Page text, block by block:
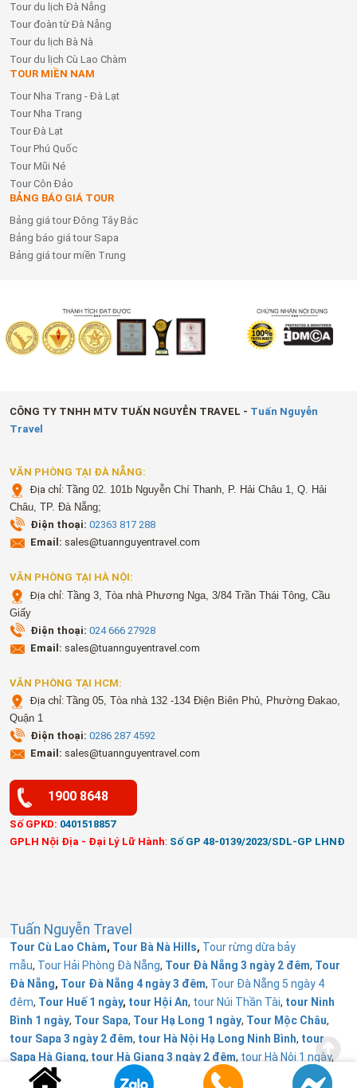
Tour du lịch Đà Nẵng
Tour đoàn từ Đà Nẵng
Tour du lịch Bà Nà
Tour du lịch Cù Lao Chàm
TOUR MIỀN NAM
Tour Nha Trang - Đà Lạt
Tour Nha Trang
Tour Đà Lạt
Tour Phú Quốc
Tour Mũi Né
Tour Côn Đảo
BẢNG BÁO GIÁ TOUR
Bảng giá tour Đông Tây Bắc
Bảng báo giá tour Sapa
Bảng giá tour miền Trung
CÔNG TY TNHH MTV TUẤN NGUYỄN TRAVEL - Tuấn Nguyễn
Travel
VĂN PHÒNG TẠI ĐÀ NẴNG:
Địa chỉ:Tầng 02. 101b Nguyễn Chí Thanh, P. Hải Châu 1, Q. Hải
Châu, TP. Đà Nẵng;
Điện thoại: 02363 817 288
Email: sales@tuannguyentravel.com
VĂN PHÒNG TẠI HÀ NỘI:
Địa chỉ: Tầng 3, Tòa nhà Phương Nga, 3/84 Trần Thái Tông, Cầu
Giấy
Điện thoại: 024 666 27928
Email: sales@tuannguyentravel.com
VĂN PHÒNG TẠI HCM:
Địa chỉ:Tầng 05, Tòa nhà 132 -134 Điện Biên Phủ, Phường Đakao,
Quận 1
Điện thoại: 0286 287 4592
Email: sales@tuannguyentravel.com
1900 8648
Số GPKD: 0401518857
GPLH Nội Địa - Đại Lý Lữ Hành: Số GP 48-0139/2023/SDL-GP LHNĐ
Tuấn Nguyễn Travel
Tour Cù Lao Chàm, Tour Bà Nà Hills, Tour rừng dừa bảy
mẫu, Tour Hải Phòng Đà Nẵng, Tour Đà Nẵng 3 ngày 2 đêm, Tour
Đà Nẵng, Tour Đà Nẵng 4 ngày 3 đêm, Tour Đà Nẵng 5 ngày 4
đêm, Tour Huế 1 ngày, tour Hội An, tour Núi Thần Tài, tour Ninh
Bình 1 ngày, Tour Sapa, Tour Hạ Long 1 ngày, Tour Mộc Châu,
tour Sapa 3 ngày 2 đêm, tour Hà Nội Hạ Long Ninh Bình, tour
Sapa Hà Giang, tour Hà Giang 3 ngày 2 đêm, tour Hà Nội 1 ngày,
Tour Đà Lạt 1 ngày
Tour Huế Tuấn Nguyễn Travel từ thiện